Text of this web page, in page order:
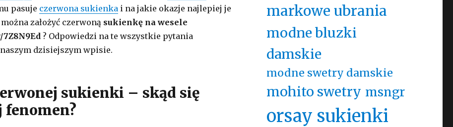
pasuje czerwona sukienkai na jakie okazje najlepiej je
można założyć czerwoną sukienkę na wesele
? Odpowiedzi na te wszystkie pytania
dzisiejszym wpisie.
sukienki – skąd się
fenomen?
markowe ubrania
modne bluzki
damskie
modne swetry damskie
mohito swetry msngr
orsay sukienki